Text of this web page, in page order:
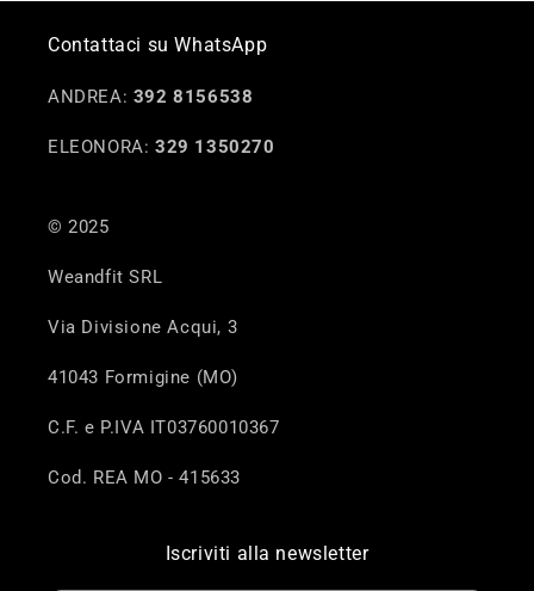
Contattaci su WhatsApp
ANDREA: 392 8156538
ELEONORA: 329 1350270
© 2025
Weandfit SRL
Via Divisione Acqui, 3
41043 Formigine (MO)
C.F. e P.IVA IT03760010367
Cod. REA MO - 415633
Iscriviti alla newsletter